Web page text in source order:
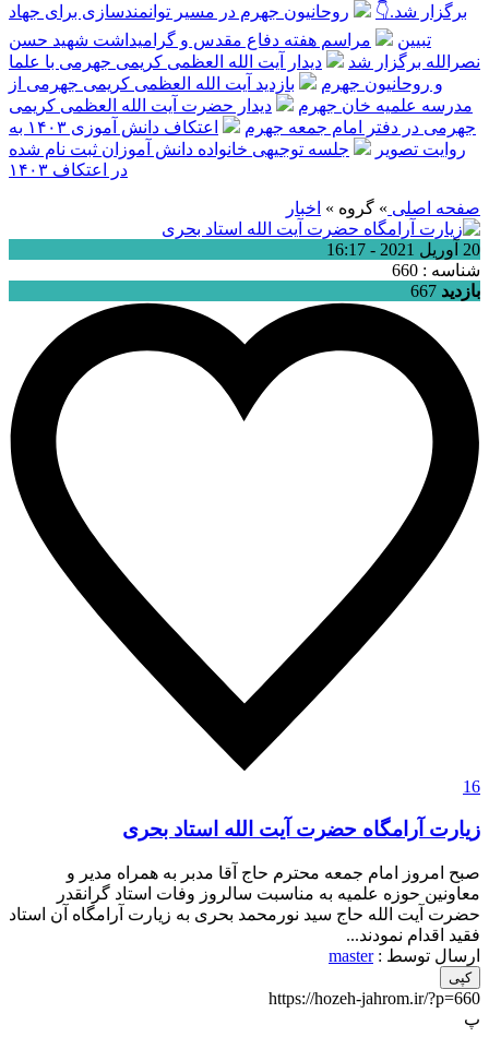
برگزار شد.👇
روحانیون جهرم در مسیر توانمندسازی برای جهاد
تبیین
مراسم هفته دفاع مقدس و گرامیداشت شهید حسن
نصرالله برگزار شد
دیدار آیت الله العظمی کریمی جهرمی با علما
و روحانیون جهرم
بازدید آیت الله العظمی کریمی جهرمی از
مدرسه علمیه خان جهرم
دیدار حضرت آیت الله العظمی کریمی
جهرمی در دفتر امام جمعه جهرم
اعتکاف دانش آموزی ۱۴۰۳ به
روایت تصویر
جلسه توجیهی خانواده دانش آموزان ثبت نام شده
در اعتکاف ۱۴۰۳
صفحه اصلی » گروه » اخبار
20 آوریل 2021 - 16:17
شناسه : 660
بازدید 667
16
زیارت آرامگاه حضرت آیت الله استاد بحری
صبح امروز امام جمعه محترم حاج آقا مدبر به همراه مدیر و
معاونین حوزه علمیه به مناسبت سالروز وفات استاد گرانقدر
حضرت آیت الله حاج سید نورمحمد بحری به زیارت آرامگاه آن استاد
فقید اقدام نمودند...
ارسال توسط :master
کپی
https://hozeh-jahrom.ir/?p=660
پ